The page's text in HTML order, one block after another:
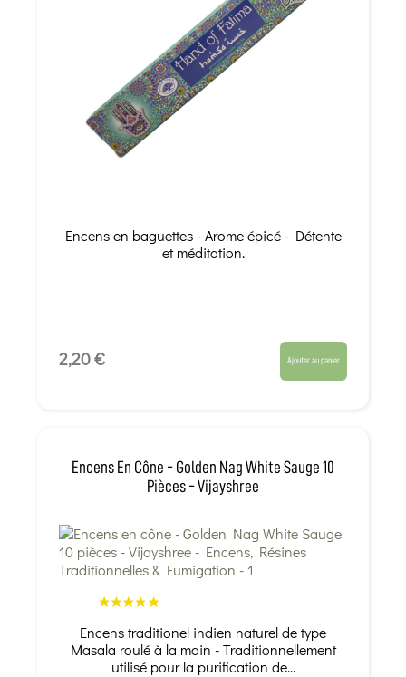
Encens en baguettes - Arome épicé - Détente
et méditation.
2,20 € Ajouter au panier
Encens En Cône - Golden Nag White Sauge 10
Pièces - Vijayshree
Encens traditionel indien naturel de type
Masala roulé à la main - Traditionnellement
utilisé pour la purification de...